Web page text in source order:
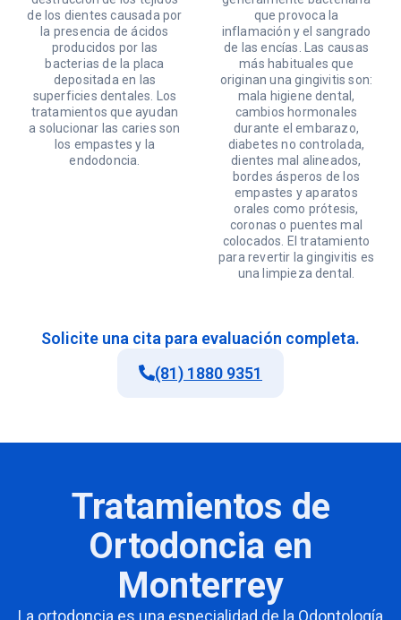
de los dientes causada por
la presencia de ácidos
producidos por las
bacterias de la placa
depositada en las
superficies dentales. Los
tratamientos que ayudan
a solucionar las caries son
los empastes y la
endodoncia.
que provoca la
inflamación y el sangrado
de las encías. Las causas
más habituales que
originan una gingivitis son:
mala higiene dental,
cambios hormonales
durante el embarazo,
diabetes no controlada,
dientes mal alineados,
bordes ásperos de los
empastes y aparatos
orales como prótesis,
coronas o puentes mal
colocados. El tratamiento
para revertir la gingivitis es
una limpieza dental.
Solicite una cita para evaluación completa.
(81) 1880 9351
Tratamientos de
Ortodoncia en
Monterrey
La ortodoncia es una especialidad de la Odontología